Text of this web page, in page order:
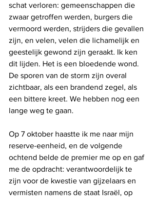
schat verloren: gemeenschappen die
zwaar getroffen werden, burgers die
vermoord werden, strijders die gevallen
zijn, en velen, velen die lichamelijk en
geestelijk gewond zijn geraakt. Ik ken
dit lijden. Het is een bloedende wond.
De sporen van de storm zijn overal
zichtbaar, als een brandend zegel, als
een bittere kreet. We hebben nog een
lange weg te gaan.
Op 7 oktober haastte ik me naar mijn
reserve-eenheid, en de volgende
ochtend belde de premier me op en gaf
me de opdracht: verantwoordelijk te
zijn voor de kwestie van gijzelaars en
vermisten namens de staat Israël, op